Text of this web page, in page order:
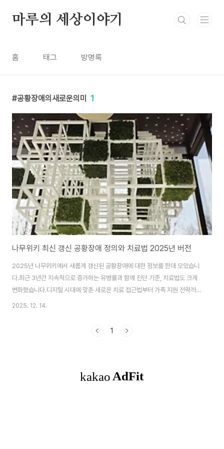
마루의 세상이야기
홈 태그 방명록
공황장애의새로운의미 1
나무위키 최신 갱신 공황장애 정의와 치료법 2025년 버전
2025년 나무위키에서 새롭게 갱신된 공황장애에 대한 정보를 한데 모았습니
다.최근 3년간 지속적으로 증가하는 유병률과 함께 진단 기준, 치료법도 크게
변화했습니다.디지털 시대에 맞춘 새로운 치료 접근법부터 가족 지원 전략까
지, 공황장애에 대한 정의와 최신 정보를 살펴보겠습니다. 공황장애의 기본 개
증상이 갑작스럽게 발생하는 불안장애의 한 유형입니다.한국정신건강의학회
이 정신적 불안을 악화시키고, ..
2025. 12. 14.
1